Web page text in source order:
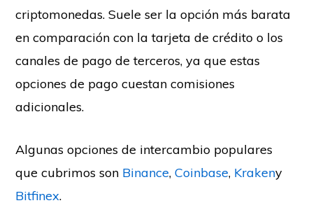
criptomonedas. Suele ser la opción más barata
en comparación con la tarjeta de crédito o los
canales de pago de terceros, ya que estas
opciones de pago cuestan comisiones
adicionales.
Algunas opciones de intercambio populares
que cubrimos son Binance,Coinbase, Krakeny
Bitfinex.